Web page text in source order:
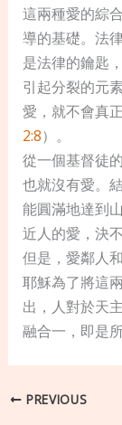
這兩種愛的綜
導的基礎。法
是法律的鑰匙
引起分裂的元
愛，就不會真
2:8）。
從一個基督徒
也就沒有愛。
能圓滿地達到
近人的愛，決
但是，愛鄰人
耶穌為了將這
出，人對於天
融合一，即是
PREVIOUS